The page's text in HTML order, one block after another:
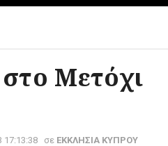
Μετόχι
17:13:38 σε ΕΚΚΛΗΣΙΑ ΚΥΠΡΟΥ